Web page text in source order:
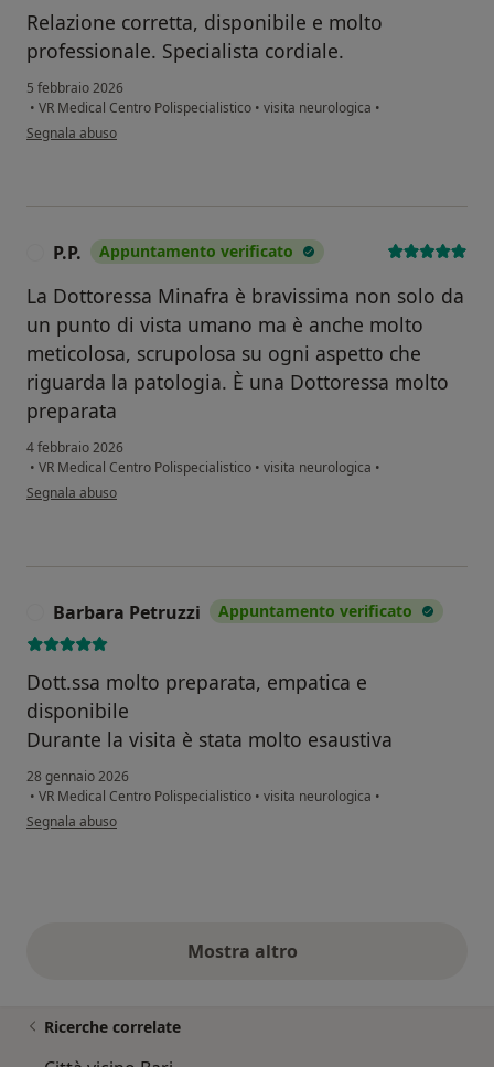
Relazione corretta, disponibile e molto
professionale. Specialista cordiale.
5 febbraio 2026
• VR Medical Centro Polispecialistico • visita neurologica •
secondo l'opinione dell'utente Marianna
Segnala abuso
P.P. Appuntamento verificato
La Dottoressa Minafra è bravissima non solo da
un punto di vista umano ma è anche molto
meticolosa, scrupolosa su ogni aspetto che
riguarda la patologia. È una Dottoressa molto
preparata
4 febbraio 2026
• VR Medical Centro Polispecialistico • visita neurologica •
secondo l'opinione dell'utente P.P.
Segnala abuso
Barbara Petruzzi Appuntamento verificato
Dott.ssa molto preparata, empatica e
disponibile
Durante la visita è stata molto esaustiva
28 gennaio 2026
• VR Medical Centro Polispecialistico • visita neurologica •
secondo l'opinione dell'utente Barbara Petruzzi
Segnala abuso
Mostra altroopinioni di cui sopra
Ricerche correlate